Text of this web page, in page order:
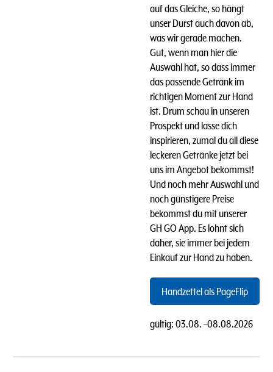
auf das Gleiche, so hängt
unser Durst auch davon ab,
was wir gerade machen.
Gut, wenn man hier die
Auswahl hat, so dass immer
das passende Getränk im
richtigen Moment zur Hand
ist. Drum schau in unseren
Prospekt und lasse dich
inspirieren, zumal du all diese
leckeren Getränke jetzt bei
uns im Angebot bekommst!
Und noch mehr Auswahl und
noch günstigere Preise
bekommst du mit unserer
GH GO App. Es lohnt sich
daher, sie immer bei jedem
Einkauf zur Hand zu haben.
Handzettel als PageFlip
gültig: 03.08. –08.08.2026